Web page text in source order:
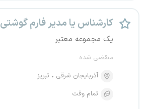
کارشناس یا مدیر فارم گوشتی
یک مجموعه معتبر
منقضی شده
آذربایجان شرقی
تبریز
تمام وقت